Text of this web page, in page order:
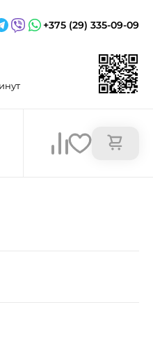
+375 (29) 335-09-09